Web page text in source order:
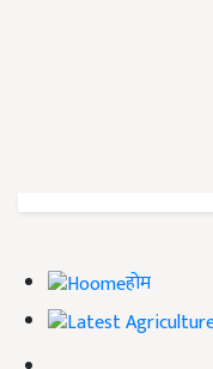
होम